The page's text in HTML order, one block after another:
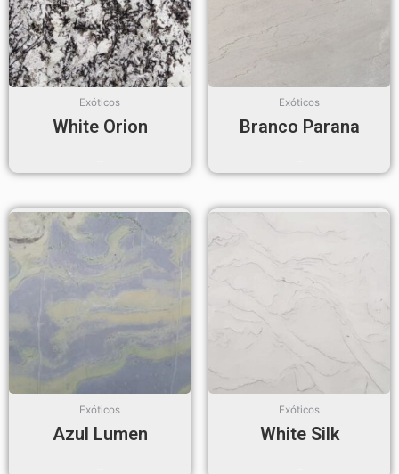
Exóticos
White Orion
Exóticos
Branco Parana
Exóticos
Azul Lumen
Exóticos
White Silk